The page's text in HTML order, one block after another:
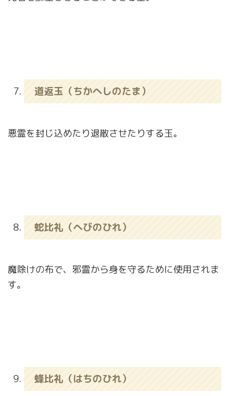
道返玉（ちかへしのたま）
悪霊を封じ込めたり退散させたりする玉。
蛇比礼（へびのひれ）
魔除けの布で、邪霊から身を守るために使用されま
す。
蜂比礼（はちのひれ）